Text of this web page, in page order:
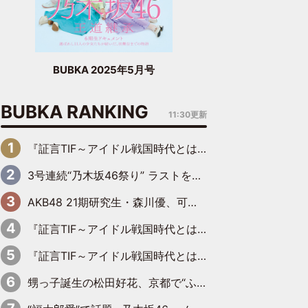
BUBKA 2025年5月号
BUBKA RANKING 11:30更新
『証言TIF～アイドル戦国時代とはなんだったのか～』第6回：でんぱ組.inc・古川未鈴×相沢梨紗「『ハロプロやりたかったな』って言ったら、夢眠ねむさんに『てめえはでんぱ組．incなんだよ！』って肩パンされて(笑)」
3号連続“乃木坂46祭り” ラストを飾るのは賀喜遥香…5年ぶりの登場に「5年分大人になった私を見ていただけたら」
AKB48 21期研究生・森川優、可愛さもある大人の女性に
『証言TIF～アイドル戦国時代とはなんだったのか～』第11回：私立恵比寿中学・真山りか×安本彩花「TIFで10年ぶりのキョンシーメイクをしたら、場を完全に引かせてしまって。時代が変わったんだなって」
『証言TIF～アイドル戦国時代とはなんだったのか～』第10回：さくら学院・武藤彩未×飯田らうら「正直、中3で辞めるというのを信じてなくて。そう言われてはいたけど、嘘でしょって」
甥っ子誕生の松田好花、京都で“ふたつの家族”をはしご！ “母”黒谷友香に見送られ、“父”松岡昌宏とはハシゴ酒